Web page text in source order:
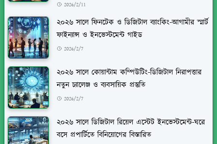
2026/2/11
২০২৬ সালে ফিনটেক ও ডিজিটাল ব্যাংকিং-আগামীর স্মার্ট
ফাইন্যান্স ও ইনভেস্টমেন্ট গাইড
2026/2/7
২০২৬ সালে কোয়ান্টাম কম্পিউটিং-ডিজিটাল নিরাপত্তার
নতুন চ্যালেঞ্জ ও ব্যবসায়িক প্রস্তুতি
2026/2/7
২০২৬ সালে ডিজিটাল রিয়েল এস্টেট ইনভেস্টমেন্ট-ঘরে
বসে প্রপার্টিতে বিনিয়োগের বিস্তারিত